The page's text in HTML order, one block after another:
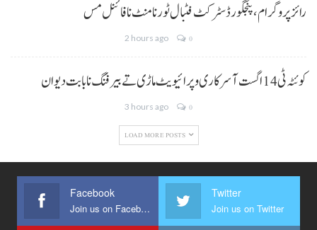
رائز پروگرام، پنجگور ڈسٹرکٹ فٹبال ٹورنامنٹ نا فائنل مس
2 hours ago 0
کوئٹہ ٹی 14 اگست آ سرکاری و پرائیویٹ ماڑی تے بیرفنگ نا بابت دیوان
3 hours ago 0
LOAD MORE POSTS
Facebook
Join us on Facebook
Twitter
Join us on Twitter